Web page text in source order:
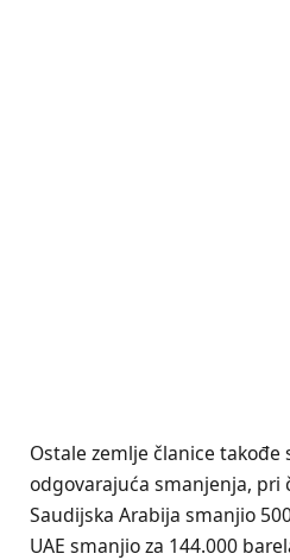
Ostale zemlje članice takođe
odgovarajuća smanjenja, pri
Saudijska Arabija smanjio
UAE smanjio za 144.000